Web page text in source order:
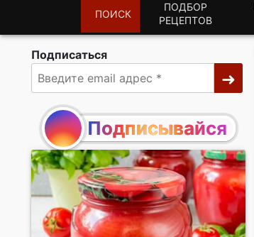
ПОИСК
ПОДБОР
РЕЦЕПТОВ
Подписаться
Подписывайся